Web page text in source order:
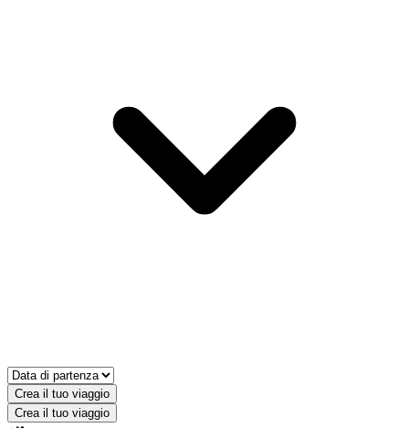
Crea il tuo viaggio
Crea il tuo viaggio